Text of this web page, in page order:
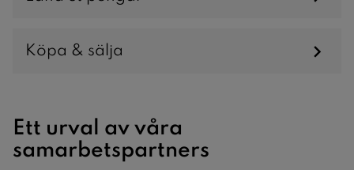
Köpa & sälja
Ett urval av våra
samarbetspartners